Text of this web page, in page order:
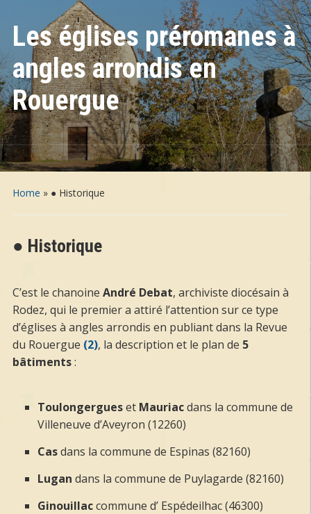
Les églises préromanes à
angles arrondis en
Rouergue
Home » ● Historique
● Historique
C’est le chanoine André Debat, archiviste diocésain à
Rodez, qui le premier a attiré l’attention sur ce type
d’églises à angles arrondis en publiant dans la Revue
du Rouergue (2), la description et le plan de 5
bâtiments:
ToulongerguesetMauriacdans la commune de
Villeneuve d’Aveyron (12260)
Casdans la commune de Espinas (82160)
Lugan dans la commune de Puylagarde (82160)
Ginouillaccommune d’ Espédeilhac (46300)